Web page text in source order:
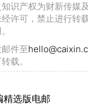
识产权为财新传媒
许可，禁止进行转
件至
载。
精选版电邮